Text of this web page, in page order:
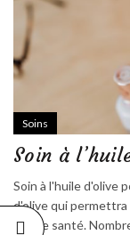
Soins
Soin à
Soin à l'huile d'olive
d'olive qui
bonne santé.